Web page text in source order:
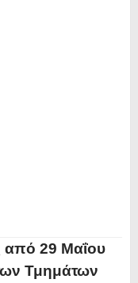
από 29 Μαΐου
Τμημάτων